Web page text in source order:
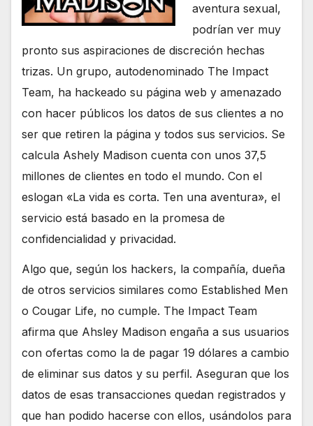
aventura sexual,
podrían ver muy
pronto sus aspiraciones de discreción hechas
trizas. Un grupo, autodenominado The Impact
Team, ha hackeado su página web y amenazado
con hacer públicos los datos de sus clientes a no
ser que retiren la página y todos sus servicios. Se
calcula Ashely Madison cuenta con unos 37,5
millones de clientes en todo el mundo. Con el
eslogan «La vida es corta. Ten una aventura», el
servicio está basado en la promesa de
confidencialidad y privacidad.
Algo que, según los hackers, la compañía, dueña
de otros servicios similares como Established Men
o Cougar Life, no cumple. The Impact Team
afirma que Ahsley Madison engaña a sus usuarios
con ofertas como la de pagar 19 dólares a cambio
de eliminar sus datos y su perfil. Aseguran que los
datos de esas transacciones quedan registrados y
que han podido hacerse con ellos, usándolos para